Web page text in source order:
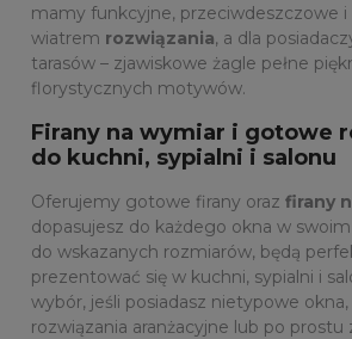
mamy funkcyjne, przeciwdeszczowe i
wiatrem rozwiązania, a dla
tarasów – zjawiskowe żagle pełne
florystycznych motywów.
Firany na wymiar i gotowe
do kuchni, sypialni i salonu
Oferujemy gotowe firany oraz firany
dopasujesz do każdego okna w
do wskazanych rozmiarów, będą
prezentować się w kuchni, sypialni i
wybór, jeśli posiadasz nietypowe
rozwiązania aranżacyjne lub po prostu